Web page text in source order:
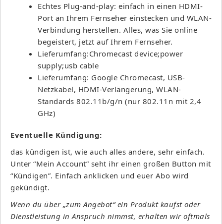
Echtes Plug-and-play: einfach in einen HDMI-
Port an Ihrem Fernseher einstecken und WLAN-
Verbindung herstellen. Alles, was Sie online
begeistert, jetzt auf Ihrem Fernseher.
Lieferumfang:Chromecast device;power
supply;usb cable
Lieferumfang: Google Chromecast, USB-
Netzkabel, HDMI-Verlängerung, WLAN-
Standards 802.11b/g/n (nur 802.11n mit 2,4
GHz)
Eventuelle Kündigung:
das kündigen ist, wie auch alles andere, sehr einfach.
Unter “Mein Account” seht ihr einen großen Button mit
“Kündigen”. Einfach anklicken und euer Abo wird
gekündigt.
Wenn du über „zum Angebot“ ein Produkt kaufst oder
Dienstleistung in Anspruch nimmst, erhalten wir oftmals